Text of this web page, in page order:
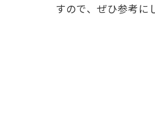
すので、ぜひ参考に